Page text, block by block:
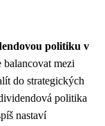
politiku v
balancovat mezi
do strategických
politika
nastaví